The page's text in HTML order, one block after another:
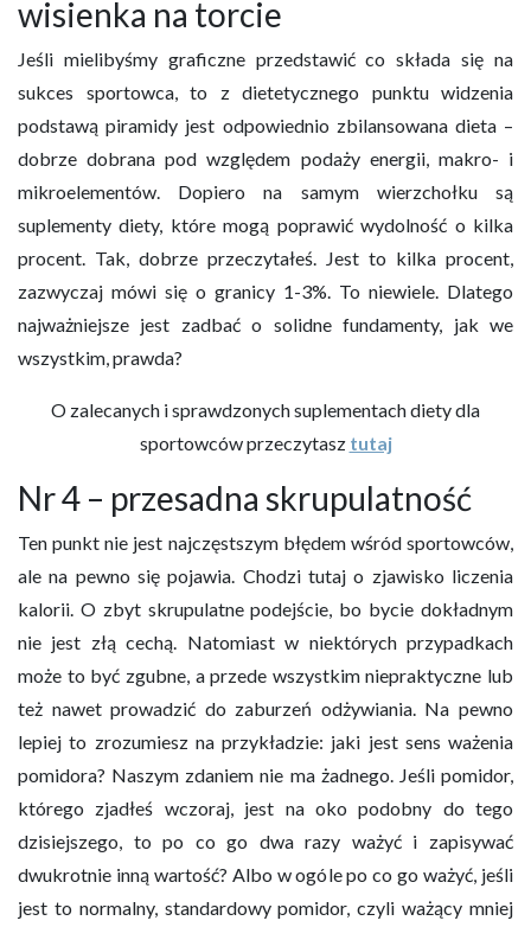
wisienka na torcie
Jeśli mielibyśmy graficzne przedstawić co składa się na
sukces sportowca, to z dietetycznego punktu widzenia
podstawą piramidy jest odpowiednio zbilansowana dieta –
dobrze dobrana pod względem podaży energii, makro- i
mikroelementów. Dopiero na samym wierzchołku są
suplementy diety, które mogą poprawić wydolność o kilka
procent. Tak, dobrze przeczytałeś. Jest to kilka procent,
zazwyczaj mówi się o granicy 1-3%. To niewiele. Dlatego
najważniejsze jest zadbać o solidne fundamenty, jak we
wszystkim, prawda?
O zalecanych i sprawdzonych suplementach diety dla
sportowców przeczytasz tutaj
Nr 4 – przesadna skrupulatność
Ten punkt nie jest najczęstszym błędem wśród sportowców,
ale na pewno się pojawia. Chodzi tutaj o zjawisko liczenia
kalorii. O zbyt skrupulatne podejście, bo bycie dokładnym
nie jest złą cechą. Natomiast w niektórych przypadkach
może to być zgubne, a przede wszystkim niepraktyczne lub
też nawet prowadzić do zaburzeń odżywiania. Na pewno
lepiej to zrozumiesz na przykładzie: jaki jest sens ważenia
pomidora? Naszym zdaniem nie ma żadnego. Jeśli pomidor,
którego zjadłeś wczoraj, jest na oko podobny do tego
dzisiejszego, to po co go dwa razy ważyć i zapisywać
dwukrotnie inną wartość? Albo w ogóle po co go ważyć, jeśli
jest to normalny, standardowy pomidor, czyli ważący mniej